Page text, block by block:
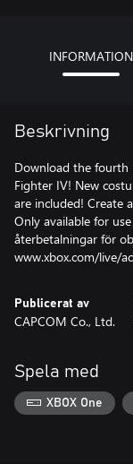
INFORMATION
Beskrivning
Download the fourth
Fighter IV! New
are included! Create
Only available for use
återbetalningar för
www.xbox.com/live/
Publicerat av
CAPCOM Co., Ltd.
Spela med
XBOX One